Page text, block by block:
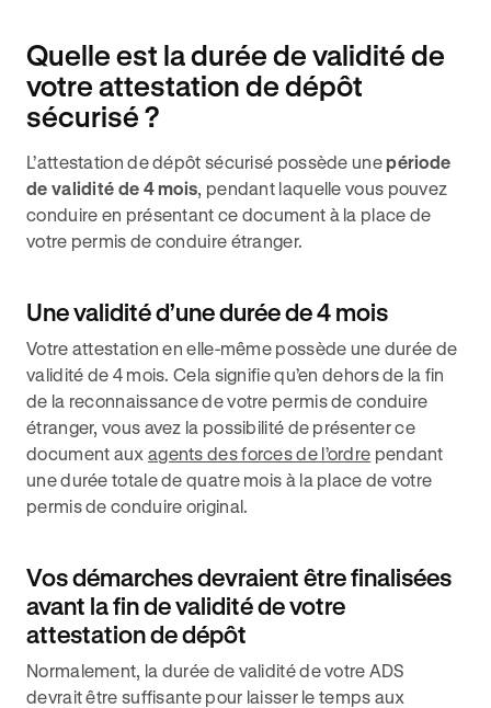
Quelle est la durée de validité de
votre attestation de dépôt
sécurisé ?
L’attestation de dépôt sécurisé possède unepériode
de validité de 4 mois, pendant laquelle vous pouvez
conduire en présentant ce document à la place de
votre permis de conduire étranger.
Une validité d’une durée de 4 mois
Votre attestation en elle-même possède une durée de
validité de 4 mois. Cela signifie qu’en dehors de la fin
de la reconnaissance de votre permis de conduire
étranger, vous avez la possibilité de présenter ce
document aux agents des forces de l’ordre pendant
une durée totale de quatre mois à la place de votre
permis de conduire original.
Vos démarches devraient être finalisées
avant la fin de validité de votre
attestation de dépôt
Normalement, la durée de validité de votre ADS
devrait être suffisante pour laisser le temps aux